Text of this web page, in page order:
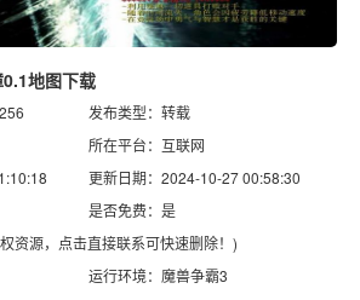
地图下载
发布类型：转载
所在平台：互联网
更新日期：2024-10-27 00:58:30
是否免费：是
资源，点击直接联系可快速删除！)
运行环境：魔兽争霸3